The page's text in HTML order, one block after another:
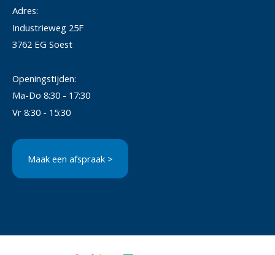
Adres:
Industrieweg 25F
3762 EG Soest
Openingstijden:
Ma-Do 8:30 - 17:30
Vr 8:30 - 15:30
Maak een afspraak >